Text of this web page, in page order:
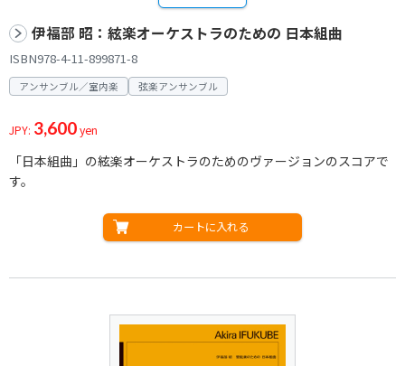
伊福部 昭：絃楽オーケストラのための 日本組曲
ISBN978-4-11-899871-8
アンサンブル／室内楽 弦楽アンサンブル
JPY: 3,600yen
「日本組曲」の絃楽オーケストラのためのヴァージョンのスコアで
す。
カートに入れる